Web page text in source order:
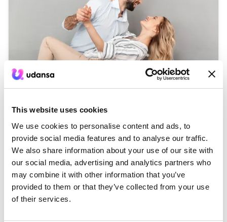
This website uses cookies
We use cookies to personalise content and ads, to
provide social media features and to analyse our traffic.
We also share information about your use of our site with
our social media, advertising and analytics partners who
may combine it with other information that you’ve
provided to them or that they’ve collected from your use
of their services.
Как да си намериш партньор за танци: Пълно
ръководство